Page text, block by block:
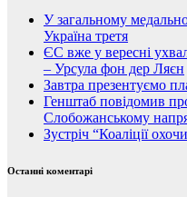
У загальному
Україна третя
ЄС вже у вересні
– Урсула фон дер Ляєн
Завтра презентуємо
Генштаб повідомив
Слобожанському
Зустріч “Коаліції
Останні коментарі